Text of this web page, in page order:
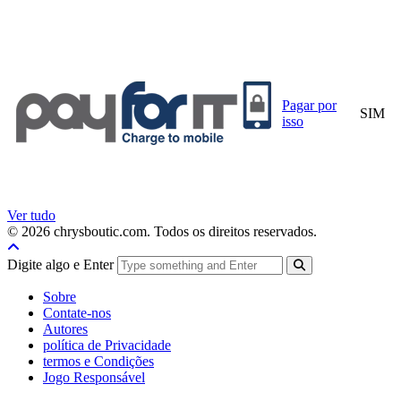
Pagar por
isso
SIM
Ver tudo
© 2026 chrysboutic.com. Todos os direitos reservados.
Digite algo e Enter
Sobre
Contate-nos
Autores
política de Privacidade
termos e Condições
Jogo Responsável